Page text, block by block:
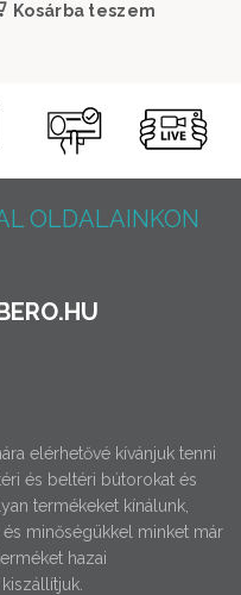
Kosárba teszem
OLDALAINKON
elérhetővé kívánjuk tenni
és beltéri bútorokat és
termékeket kínálunk,
minőségükkel minket már
hazai